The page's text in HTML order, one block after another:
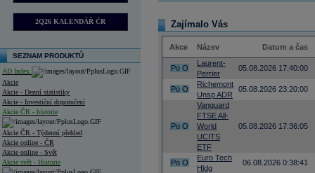
2Q26 KALENDÁŘ ČR
SEZNAM PRODUKTŮ
AD Index
Akcie
Akcie - Denní statistiky
Akcie - Investiční doporučení
Akcie ČR - historie
Akcie ČR - Týdenní přehled
Akcie online - ČR
Akcie online - Svět
Akcie svět - Historie
Zajímalo Vás
Akce Název Datum a čas
Po O
Laurent-
Perrier
05.08.2026 17:40:00
Po O
Richemont
Unsp ADR
05.08.2026 23:20:00
Po O
Vanguard
FTSE All-
World
UCITS
ETF
05.08.2026 17:36:05
Po O
Euro Tech
Hldg
06.08.2026 0:38:41